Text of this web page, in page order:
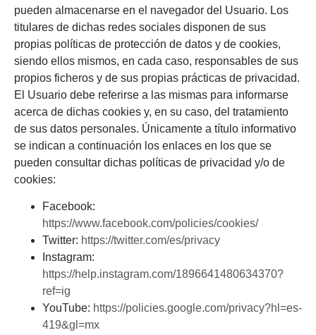
pueden almacenarse en el navegador del Usuario. Los
titulares de dichas redes sociales disponen de sus
propias políticas de protección de datos y de cookies,
siendo ellos mismos, en cada caso, responsables de sus
propios ficheros y de sus propias prácticas de privacidad.
El Usuario debe referirse a las mismas para informarse
acerca de dichas cookies y, en su caso, del tratamiento
de sus datos personales. Únicamente a título informativo
se indican a continuación los enlaces en los que se
pueden consultar dichas políticas de privacidad y/o de
cookies:
Facebook:
https://www.facebook.com/policies/cookies/
Twitter: https://twitter.com/es/privacy
Instagram:
https://help.instagram.com/1896641480634370?
ref=ig
YouTube: https://policies.google.com/privacy?hl=es-
419&gl=mx